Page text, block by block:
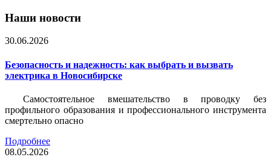
Наши новости
30.06.2026
Безопасность и надежность: как выбрать и вызвать
электрика в Новосибирске
Самостоятельное вмешательство в проводку без
профильного образования и профессионального инструмента
смертельно опасно
Подробнее
08.05.2026